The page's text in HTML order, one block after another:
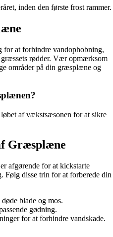
inden den første frost rammer.
at forhindre vandophobning,
rødder. Vær opmærksom
områder på din græsplæne og
af vækstsæsonen for at sikre
Græsplæne
afgørende for at kickstarte
Følg disse trin for at forberede din
blade og mos.
gødning.
for at forhindre vandskade.